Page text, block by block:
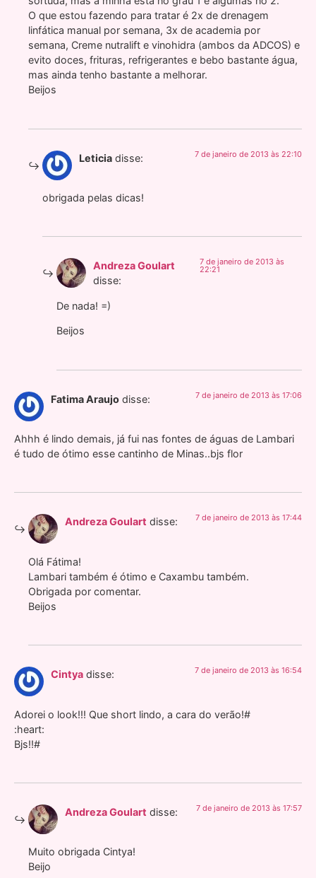
O que estou fazendo para tratar é 2x de drenagem
linfática manual por semana, 3x de academia por
semana, Creme nutralift e vinohidra (ambos da ADCOS) e
evito doces, frituras, refrigerantes e bebo bastante água,
mas ainda tenho bastante a melhorar.
Beijos
Leticia disse: 7 de janeiro de 2013 às 22:10
obrigada pelas dicas!
Andreza Goulart
disse:
7 de janeiro de 2013 às
22:21
De nada! =)
Beijos
Fatima Araujo disse: 7 de janeiro de 2013 às 17:06
Ahhh é lindo demais, já fui nas fontes de águas de Lambari
é tudo de ótimo esse cantinho de Minas..bjs flor
Andreza Goulart disse: 7 de janeiro de 2013 às 17:44
Olá Fátima!
Lambari também é ótimo e Caxambu também.
Obrigada por comentar.
Beijos
Cintya disse: 7 de janeiro de 2013 às 16:54
Adorei o look!!! Que short lindo, a cara do verão!#
:heart:
Bjs!!#
Andreza Goulart disse: 7 de janeiro de 2013 às 17:57
Muito obrigada Cintya!
Beijo